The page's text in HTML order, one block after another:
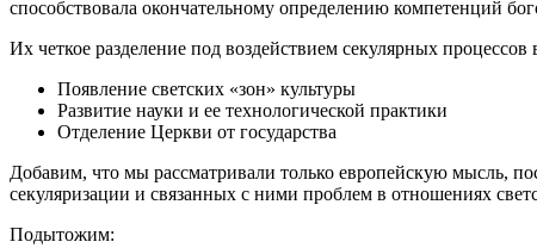
способствовала окончательному определению компетенций
Их четкое разделение под воздействием секулярных
Появление светских «зон» культуры
Развитие науки и ее технологической практики
Отделение Церкви от государства
Добавим, что мы рассматривали только европейскую мысль,
секуляризации и связанных с ними проблем в отношениях
Подытожим: